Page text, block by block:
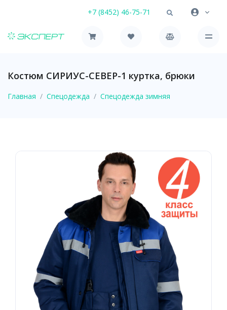
+7 (8452) 46-75-71
Костюм СИРИУС-СЕВЕР-1 куртка, брюки
Главная Спецодежда Спецодежда зимняя